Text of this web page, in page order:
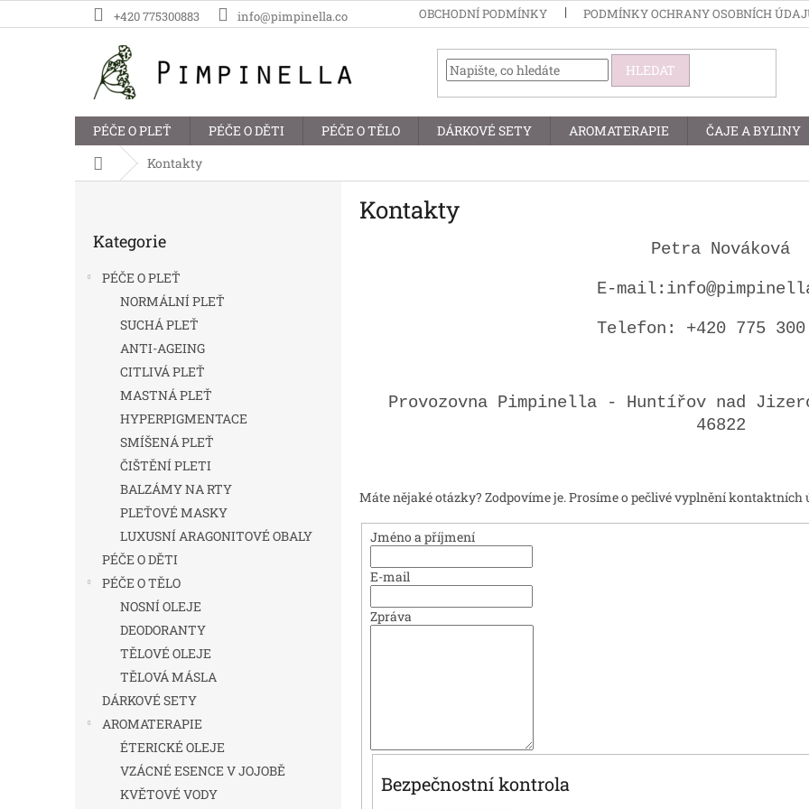
na
+420 775300883 info@pimpinella.co OBCHODNÍ PODMÍNKY PODMÍNKY OCHRANY OSOBNÍCH
HLEDAT
PÉČE O PLEŤ PÉČE O DĚTI PÉČE O TĚLO DÁRKOVÉ SETY AROMATERAPIE ČAJE A BYLINY
Domů Kontakty
kategorie
Kategorie
PÉČE O PLEŤ
NORMÁLNÍ PLEŤ
SUCHÁ PLEŤ
ANTI-AGEING
CITLIVÁ PLEŤ
MASTNÁ PLEŤ
HYPERPIGMENTACE
SMÍŠENÁ PLEŤ
ČIŠTĚNÍ PLETI
BALZÁMY NA RTY
PLEŤOVÉ MASKY
LUXUSNÍ ARAGONITOVÉ OBALY
PÉČE O DĚTI
PÉČE O TĚLO
NOSNÍ OLEJE
DEODORANTY
TĚLOVÉ OLEJE
TĚLOVÁ MÁSLA
DÁRKOVÉ SETY
AROMATERAPIE
ÉTERICKÉ OLEJE
VZÁCNÉ ESENCE V JOJOBĚ
KVĚTOVÉ VODY
Kontakty
Petra Nováková
E-
Telefon: +420 775 300
Provozovna Pimpinella - Huntířov nad
46822
Máte nějaké otázky? Zodpovíme je. Prosíme o pečlivé vyplnění kontaktních
Jméno a příjmení
E-mail
Zpráva
Bezpečnostní kontrola